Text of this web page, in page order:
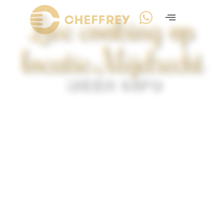
Live cooking op
locatie Mijdrecht
MEER INFO